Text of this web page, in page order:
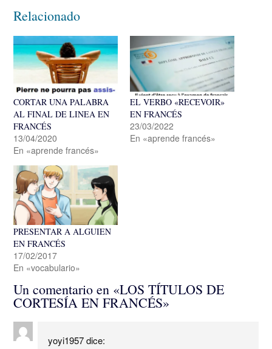
Relacionado
CORTAR UNA PALABRA
AL FINAL DE LINEA EN
FRANCÉS
13/04/2020
En «aprende francés»
EL VERBO «RECEVOIR»
EN FRANCÉS
23/03/2022
En «aprende francés»
PRESENTAR A ALGUIEN
EN FRANCÉS
17/02/2017
En «vocabulario»
Un comentario en «LOS TÍTULOS DE
CORTESÍA EN FRANCÉS»
yoyi1957 dice: